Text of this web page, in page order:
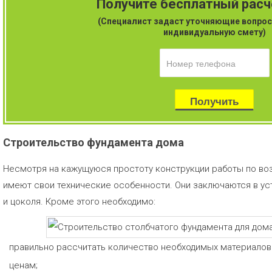
Получите бесплатный
(Специалист задаст уточняющие
индивидуальную смету)
Строительство фундамента дома
Несмотря на кажущуюся простоту конструкции работы по
имеют свои технические особенности. Они заключаются в
и цоколя. Кроме этого необходимо:
правильно рассчитать количество необходимых
ценам;